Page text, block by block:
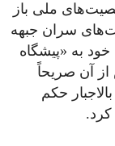
ملی باز
سران جبهه
به «پیشگاه
آن صریحاً
حکم
کرد.